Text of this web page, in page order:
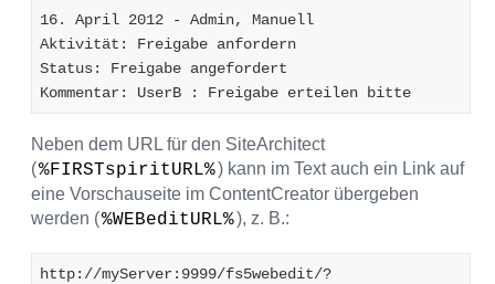
16. April 2012 - Admin, Manuell
Aktivität: Freigabe anfordern
Status: Freigabe angefordert
Kommentar: UserB : Freigabe erteilen bitte
Neben dem URL für den SiteArchitect
(%FIRSTspiritURL%) kann im Text auch ein Link auf
eine Vorschauseite im ContentCreator übergeben
werden (%WEBeditURL%), z. B.:
http://myServer:9999/fs5webedit/?